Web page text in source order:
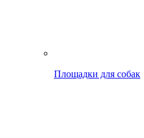
Площадки для собак